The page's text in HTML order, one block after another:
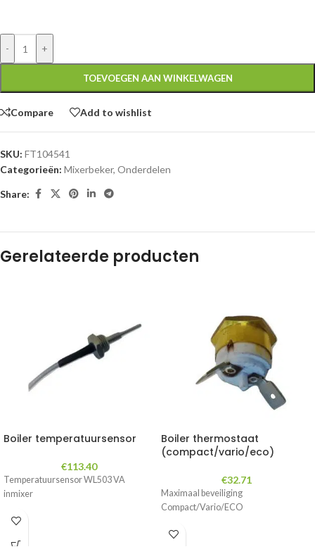
- +
TOEVOEGEN AAN WINKELWAGEN
Compare Add to wishlist
SKU: FT104541
Categorieën: Mixerbeker, Onderdelen
Share:
Gerelateerde producten
Boiler temperatuursensor
€113.40
Temperatuursensor WL503 VA
inmixer
Boiler thermostaat
(compact/vario/eco)
€32.71
Maximaal beveiliging
Compact/Vario/ECO